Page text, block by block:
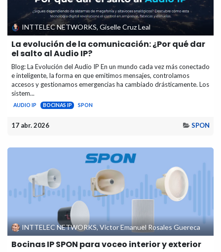
INTTELEC NETWORKS, Giselle Cruz Leal
La evolución de la comunicación: ¿Por qué dar
el salto al Audio IP?
Blog: La Evolución del Audio IP En un mundo cada vez más conectado
e inteligente, la forma en que emitimos mensajes, controlamos
accesos y gestionamos emergencias ha cambiado drásticamente. Los
sistem...
AUDIO IP BOCINAS IP SPON
17 abr. 2026 SPON
INTTELEC NETWORKS, Victor Emanuel Rosales Guereca
Bocinas IP SPON para voceo interior y exterior